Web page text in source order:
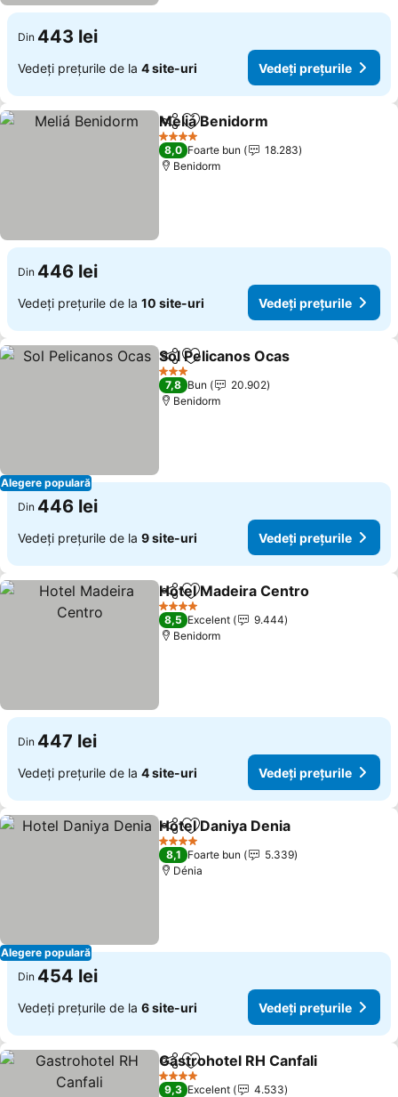
Din 443 lei
Vedeți prețurile de la 4 site-uri Vedeți prețurile
DistribuițiAdăugaţi la favorite
Meliá Benidorm
4 Stele
8,0 Foarte bun
18.283
Benidorm
Din 446 lei
Vedeți prețurile de la 10 site-uri Vedeți prețurile
Alegere populară
DistribuițiAdăugaţi la favorite
Sol Pelicanos Ocas
3 Stele
7,8 Bun
20.902
Benidorm
Din 446 lei
Vedeți prețurile de la 9 site-uri Vedeți prețurile
DistribuițiAdăugaţi la favorite
Hotel Madeira Centro
4 Stele
8,5 Excelent
9.444
Benidorm
Din 447 lei
Vedeți prețurile de la 4 site-uri Vedeți prețurile
Alegere populară
DistribuițiAdăugaţi la favorite
Hotel Daniya Denia
4 Stele
8,1 Foarte bun
5.339
Dénia
Din 454 lei
Vedeți prețurile de la 6 site-uri Vedeți prețurile
DistribuițiAdăugaţi la favorite
Gastrohotel RH Canfali
4 Stele
9,3 Excelent
4.533